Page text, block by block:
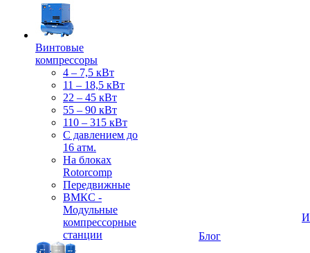
Винтовые
компрессоры
4 – 7,5 кВт
11 – 18,5 кВт
22 – 45 кВт
55 – 90 кВт
110 – 315 кВт
С давлением до
16 атм.
На блоках
Rotorcomp
Передвижные
ВМКС -
Модульные
компрессорные
станции
Блог